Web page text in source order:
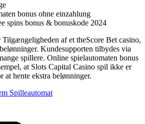
bonus ohne einzahlung
spins bonus & bonuskode 2024
af et theScore Bet casino,
Kundesupporten tilbydes via
spillere. Online spielautomaten bonus
at Slots Capital Casino spil ikke er
at hente ekstra belønninger.
Spilleautomat